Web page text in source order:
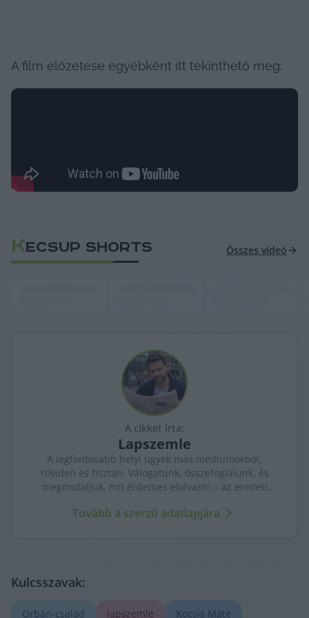
A film előzetese egyébként itt tekinthető meg:
KECSUP SHORTS Összes videó
A cikket írta:
Lapszemle
A legfontosabb helyi ügyek más médiumokból,
röviden és tisztán. Válogatunk, összefoglalunk, és
megmutatjuk, mit érdemes elolvasni – az eredeti
Tovább a szerző adatlapjára
Kulcsszavak:
Orbán-család lapszemle Kocsis Máté